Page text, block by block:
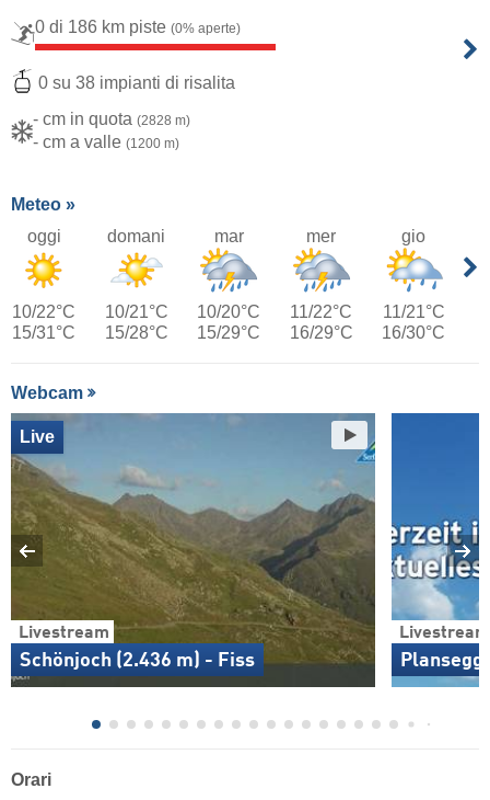
0 di 186 km piste (0% aperte)
0 su 38 impianti di risalita
- cm in quota (2828 m)
- cm a valle (1200 m)
Meteo »
oggi
10/22°C
15/31°C
domani
10/21°C
15/28°C
mar
10/20°C
15/29°C
mer
11/22°C
16/29°C
gio
11/21°C
16/30°C
Webcam
Livestream
Schönjoch (2.436 m) - Fiss
Live
Livestream
Orari